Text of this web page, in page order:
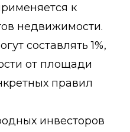
к
недвижимости.
составлять 1%,
от площади
правил
инвесторов